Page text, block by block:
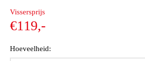
Oorspronkelijke
prijs was:
Vissersprijs
€119,-Huidige
€119,-.
Hoeveelheid: